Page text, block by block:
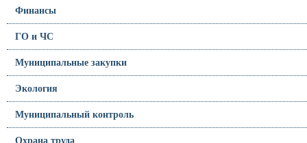
Финансы
ГО и ЧС
Муниципальные закупки
Экология
Муниципальный контроль
Охрана труда